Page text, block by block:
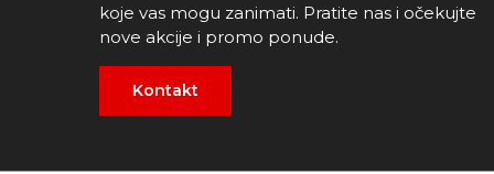
koje vas mogu zanimati. Pratite nas i očekujte
nove akcije i promo ponude.
Kontakt